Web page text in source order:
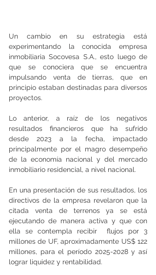
Un cambio en su estrategia está
experimentando la conocida empresa
inmobiliaria Socovesa S.A., esto luego de
que se conociera que se encuentra
impulsando venta de tierras, que en
principio estaban destinadas para diversos
proyectos.
Lo anterior, a raíz de los negativos
resultados financieros que ha sufrido
desde 2023 a la fecha, impactado
principalmente por el magro desempeño
de la economía nacional y del mercado
inmobiliario residencial, a nivel nacional.
En una presentación de sus resultados, los
directivos de la empresa revelaron que la
citada venta de terrenos ya se está
ejecutando de manera activa y que con
ella se contempla recibir  flujos por 3
millones de UF, aproximadamente US$ 122
millones, para el período 2025-2028 y así
lograr liquidez y rentabilidad.